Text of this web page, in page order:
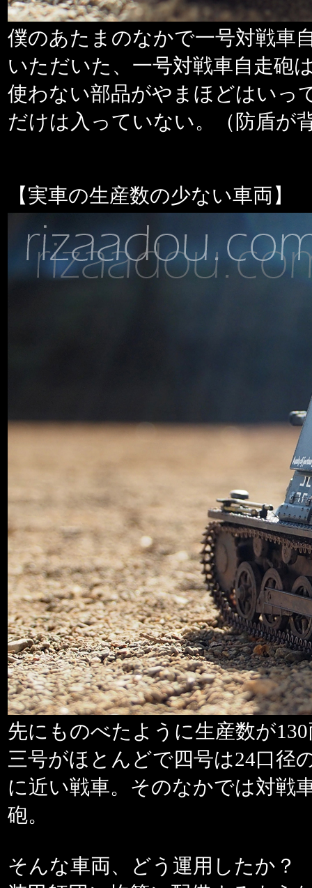
僕のあたまのなかで一号対戦車
いただいた、一号対戦車自走砲
使わない部品がやまほどはいっ
だけは入っていない。（防盾が
【実車の生産数の少ない車両】
先にものべたように生産数が
三号がほとんどで四号は24口径
に近い戦車。そのなかでは対戦
砲。
そんな車両、どう運用したか？